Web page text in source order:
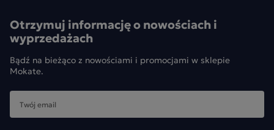
Otrzymuj informację o nowościach i
wyprzedażach
Bądź na bieżąco z nowościami i promocjami w sklepie
Mokate.